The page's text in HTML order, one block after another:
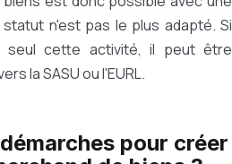
n'est pas le plus adapté. Si
seul cette activité, il peut être
la SASU ou l'EURL.
pour créer